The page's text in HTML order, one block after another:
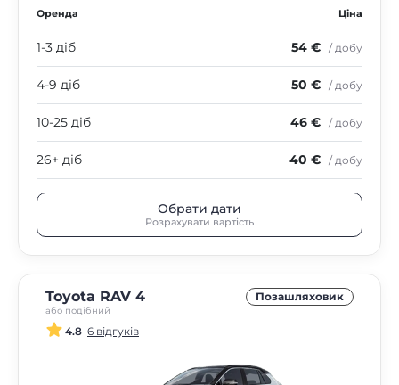
Оренда Ціна
1-3 діб 54 € / добу
4-9 діб 50 € / добу
10-25 діб 46 € / добу
26+ діб 40 € / добу
Обрати дати
Розрахувати вартість
Toyota RAV 4
або подібний
Позашляховик
4.8 6 відгуків